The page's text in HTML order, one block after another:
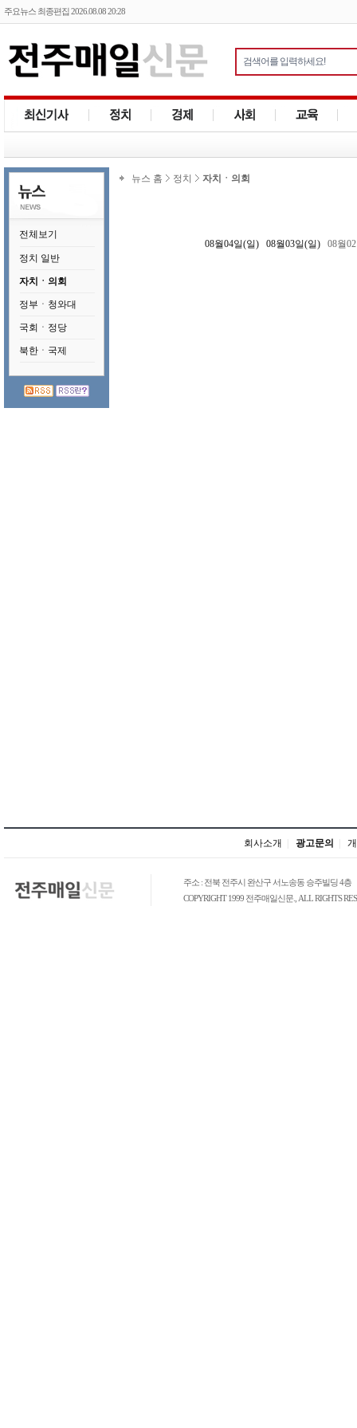
주요뉴스 최종편집 2026.08.08 20:28
전체보기
정치 일반
자치ㆍ의회
정부ㆍ청와대
국회ㆍ정당
북한ㆍ국제
뉴스 홈 정치 자치ㆍ의회
08월04일(일) 08월03일(일) 08월
회사소개 광고문의
주소 : 전북 전주시 완산구 서노송동 승주빌딩 4층
COPYRIGHT 1999 전주매일신문., ALL RIGHTS